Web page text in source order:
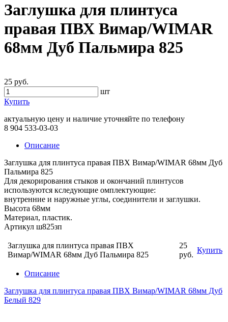
Заглушка для плинтуса
правая ПВХ Вимар/WIMAR
68мм Дуб Пальмира 825
25 руб.
шт
Купить
актуальную цену и наличие уточняйте по телефону
8 904 533-03-03
Описание
Заглушка для плинтуса правая ПВХ Вимар/WIMAR 68мм Дуб
Пальмира 825
Для декорирования стыков и окончаний плинтусов
используются кследующие омплектующие:
внутренние и наружные углы, соединители и заглушки.
Высота 68мм
Материал, пластик.
Артикул ш825зп
Заглушка для плинтуса правая ПВХ
Вимар/WIMAR 68мм Дуб Пальмира 825
25
руб.
Купить
Описание
Заглушка для плинтуса правая ПВХ Вимар/WIMAR 68мм Дуб
Белый 829